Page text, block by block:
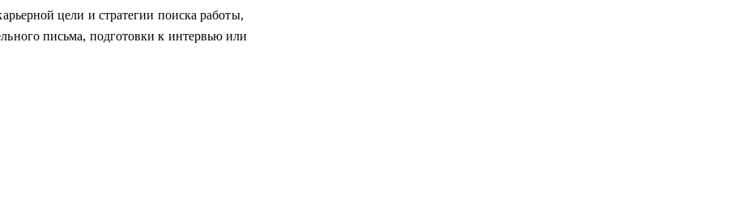
цели и стратегии поиска работы,
письма, подготовки к интервью или